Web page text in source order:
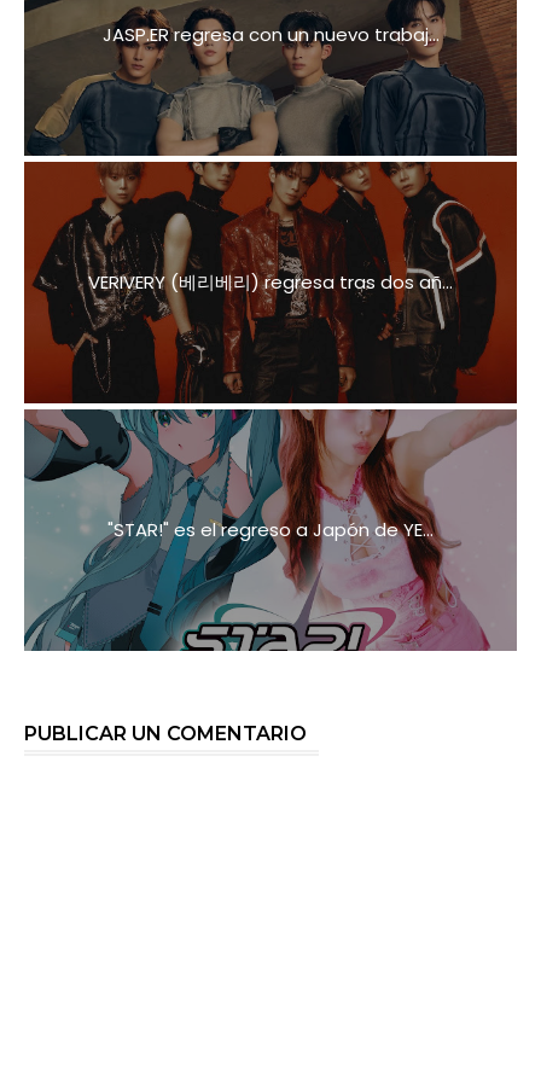
JASP.ER regresa con un nuevo trabaj...
VERIVERY (베리베리) regresa tras dos añ...
"STAR!" es el regreso a Japón de YE...
PUBLICAR UN COMENTARIO